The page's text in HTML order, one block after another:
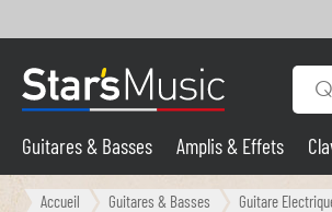
Guitares & Basses
Guitares & Basses Amplis & Effets
Accueil Guitares & Basses Guitare